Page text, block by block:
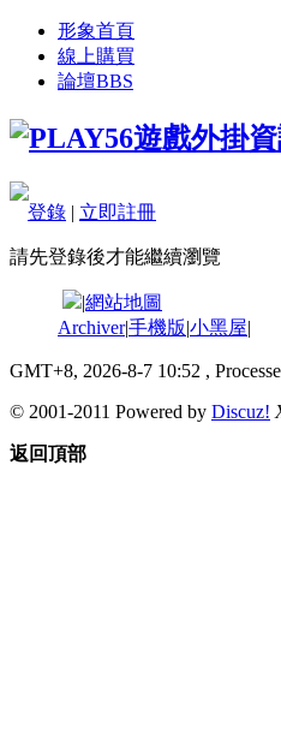
形象首頁
線上購買
論壇BBS
登錄 | 立即註冊
請先登錄後才能繼續瀏覽
|網站地圖
Archiver|手機版|小黑屋|
GMT+8, 2026-8-7 10:52 ,
© 2001-2011 Powered by Discuz!
返回頂部